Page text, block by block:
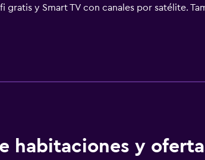
y Smart TV con canales por satélite.
y minibar. Se ofrece servicio de cambio de
portátil). Todos los alojamientos tienen
habitaciones y